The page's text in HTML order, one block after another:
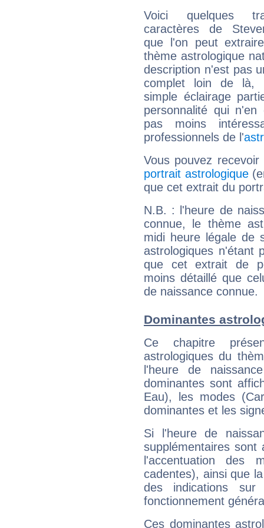
Voici quelques
caractères de
que l'on peut
thème astrologique
description n'est pas
complet loin de là,
simple éclairage
personnalité qui n'en
pas moins
professionnels de l'
Vous pouvez
portrait astrologique
que cet extrait du
N.B. : l'heure de
connue, le thème
midi heure légale de
astrologiques n'étant
que cet extrait de
moins détaillé que
de naissance connue.
Dominantes
Ce chapitre
astrologiques du
l'heure de
dominantes sont
Eau), les modes
dominantes et les
Si l'heure de
supplémentaires sont
l'accentuation des
cadentes), ainsi que
des indications sur
fonctionnement
Ces dominantes